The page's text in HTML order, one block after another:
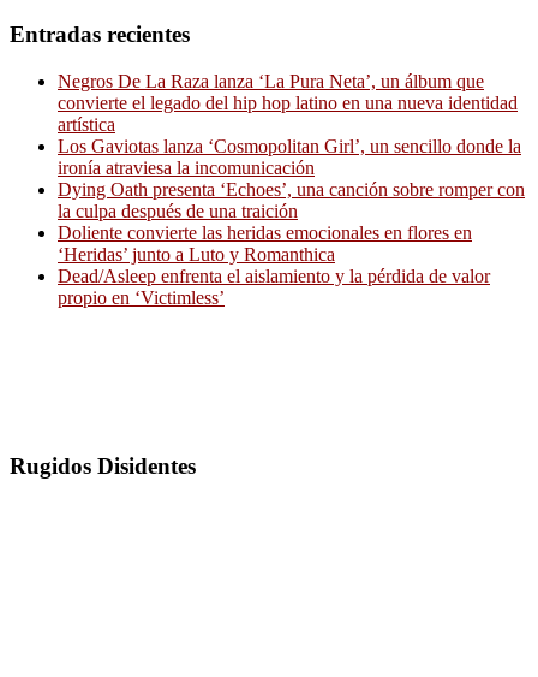
Entradas recientes
Negros De La Raza lanza ‘La Pura Neta’, un álbum que
convierte el legado del hip hop latino en una nueva identidad
artística
Los Gaviotas lanza ‘Cosmopolitan Girl’, un sencillo donde la
ironía atraviesa la incomunicación
Dying Oath presenta ‘Echoes’, una canción sobre romper con
la culpa después de una traición
Doliente convierte las heridas emocionales en flores en
‘Heridas’ junto a Luto y Romanthica
Dead/Asleep enfrenta el aislamiento y la pérdida de valor
propio en ‘Victimless’
Rugidos Disidentes